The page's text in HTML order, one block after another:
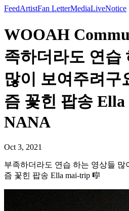
FeedArtistFan LetterMediaLiveNotice
WOOAH
족하더라도 연습
많이 보여주려구
즘 꽃힌 팝송
NANA
Oct 3, 2021
부족하더라도 연습 하는 영상들 많
즘 꽃힌 팝송 Ella mai-trip 🎼